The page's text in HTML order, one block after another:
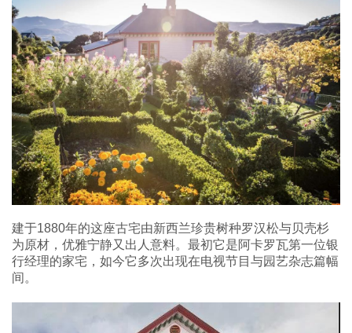
建于1880年的这座古宅由新西兰珍贵树种罗汉松与贝壳杉
为原材，优雅宁静又出人意料。最初它是阿卡罗瓦第一位银
行经理的家宅，如今它多次出现在电视节目与园艺杂志篇幅
间。